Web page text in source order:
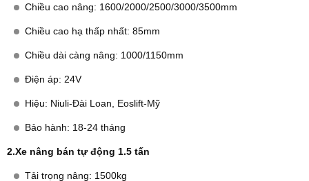
Chiều cao nâng: 1600/2000/2500/3000/3500mm
Chiều cao hạ thấp nhất: 85mm
Chiều dài càng nâng: 1000/1150mm
Điện áp: 24V
Hiệu: Niuli-Đài Loan, Eoslift-Mỹ
Bảo hành: 18-24 tháng
2.Xe nâng bán tự động 1.5 tấn
Tải trọng nâng: 1500kg